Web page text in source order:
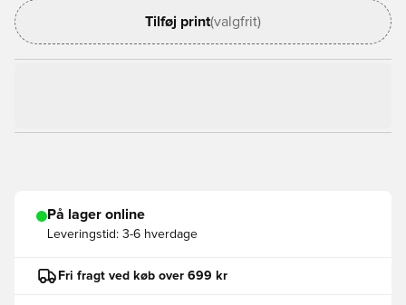
Tilføj print(valgfrit)
På lager online
Leveringstid: 3-6 hverdage
Fri fragt ved køb over 699 kr